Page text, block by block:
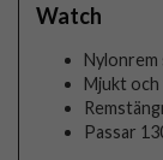
Watch
Nylonrem
Mjukt
Passar